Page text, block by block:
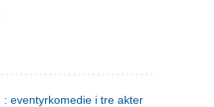
: eventyrkomedie i tre akter